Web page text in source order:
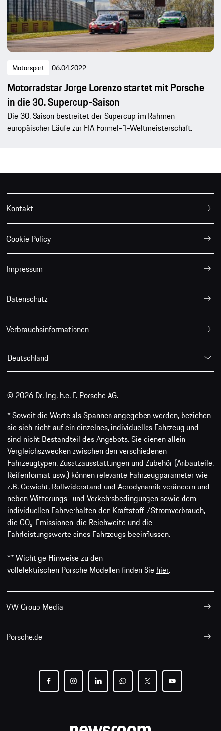
Motorsport 06.04.2022
Motorradstar Jorge Lorenzo startet mit Porsche
in die 30. Supercup-Saison
Die 30. Saison bestreitet der Supercup im Rahmen
europäischer Läufe zur FIA Formel-1-Weltmeisterschaft.
Kontakt
Cookie Policy
Impressum
Datenschutz
Verbrauchsinformationen
Deutschland
© 2026 Dr. Ing. h.c. F. Porsche AG.
* Soweit die Werte als Spannen angegeben werden, beziehen
sie sich nicht auf ein einzelnes, individuelles Fahrzeug und
sind nicht Bestandteil des Angebots. Sie dienen allein
Vergleichszwecken zwischen den verschiedenen
Fahrzeugtypen. Zusatzausstattungen und Zubehör (Anbauteile,
Reifenformat usw.) können relevante Fahrzeugparameter wie
z.B. Gewicht, Rollwiderstand und Aerodynamik verändern und
neben Witterungs- und Verkehrsbedingungen sowie dem
individuellen Fahrverhalten den Kraftstoff-/Stromverbrauch,
die CO₂-Emissionen, die Reichweite und die
Fahrleistungswerte eines Fahrzeugs beeinflussen.
** Wichtige Hinweise zu den
vollelektrischen Porsche Modellen finden Sie hier.
VW Group Media
Porsche.de